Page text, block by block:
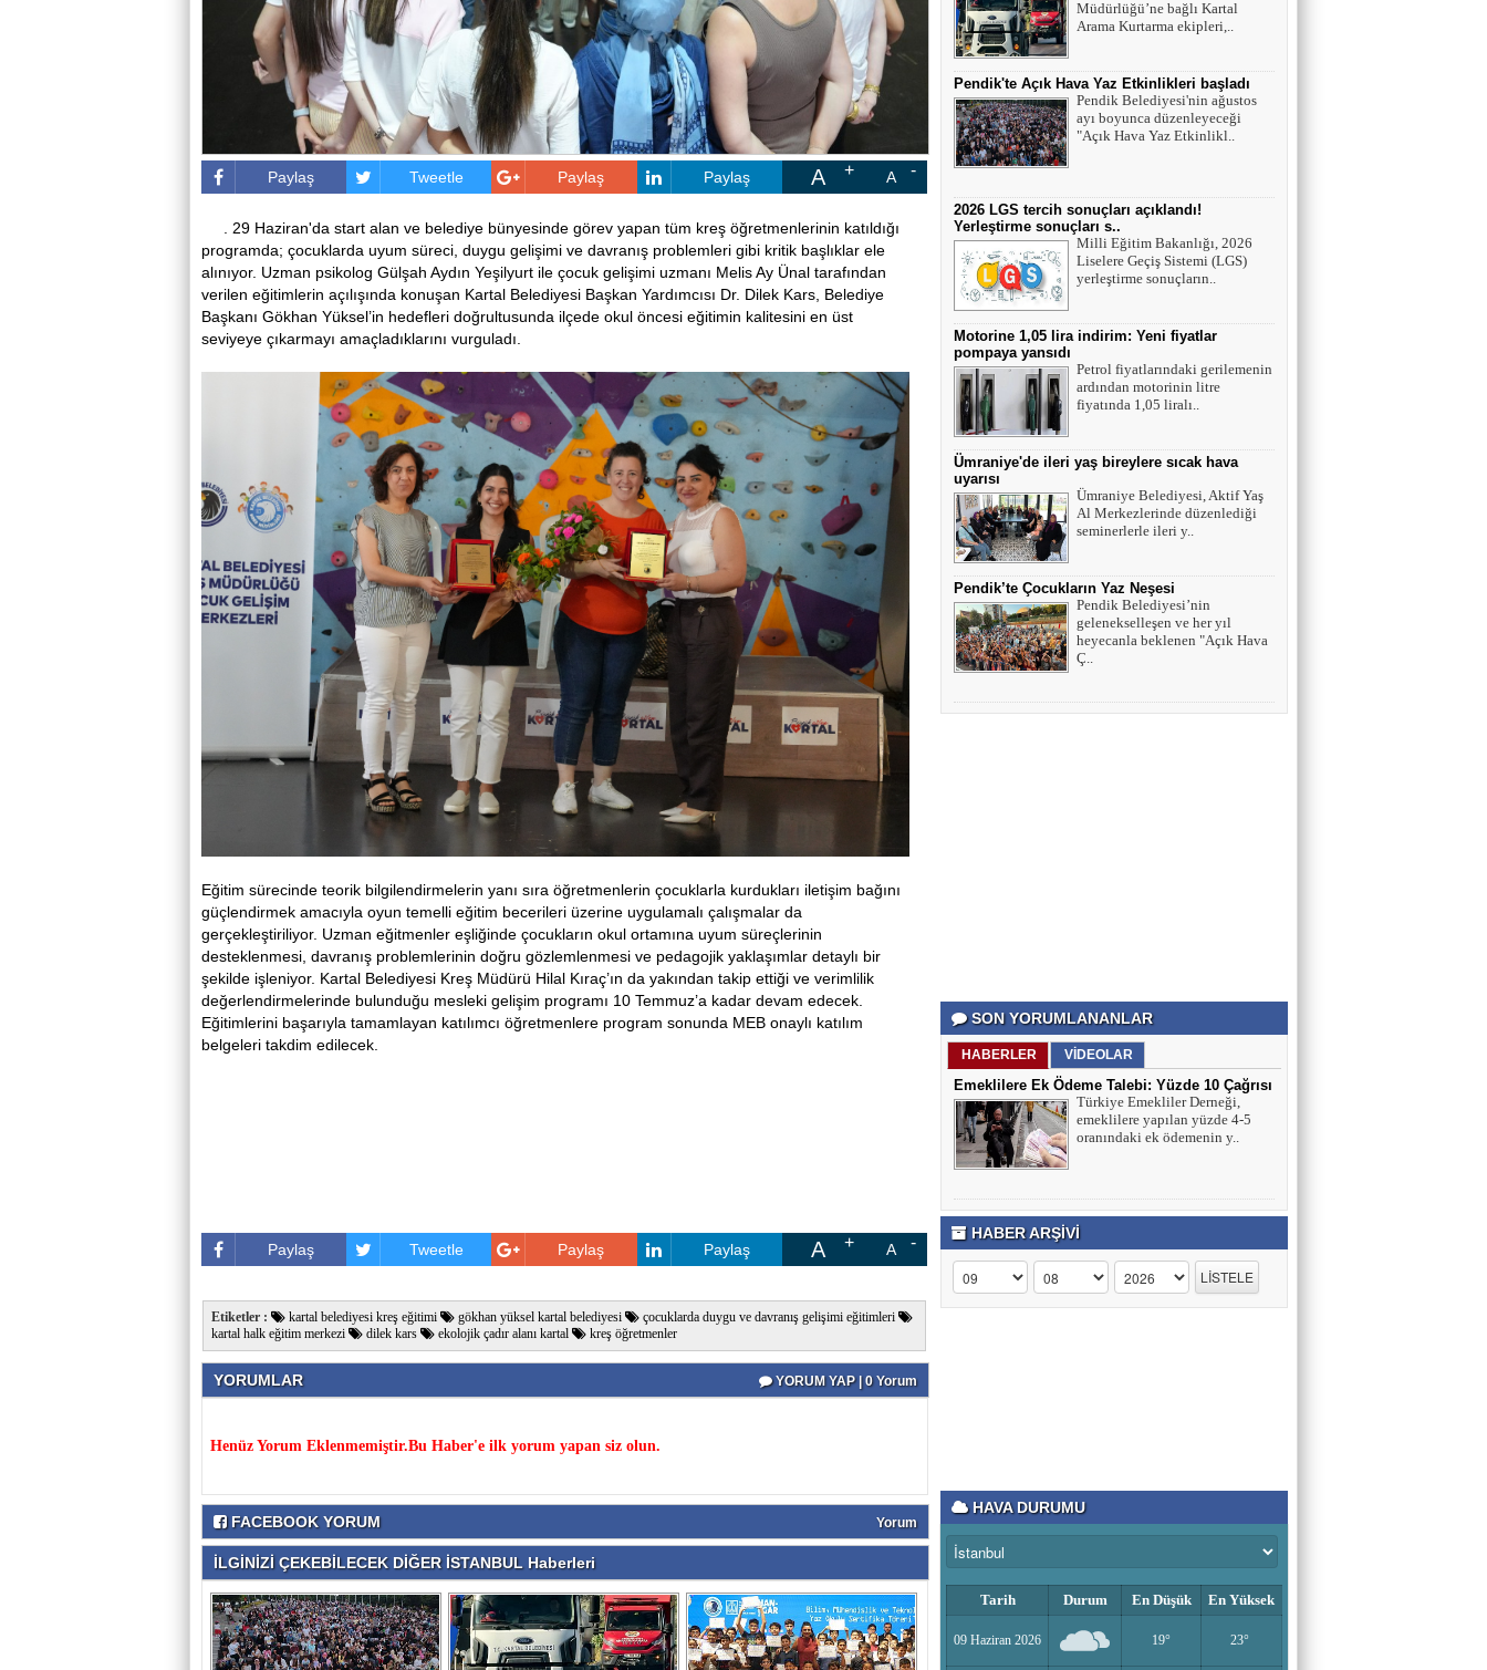
Paylaş Tweetle Paylaş Paylaş A A
. 29 Haziran'da start alan ve belediye bünyesinde görev yapan tüm kreş öğretmenlerinin katıldığı
programda; çocuklarda uyum süreci, duygu gelişimi ve davranış problemleri gibi kritik başlıklar ele
alınıyor. Uzman psikolog Gülşah Aydın Yeşilyurt ile çocuk gelişimi uzmanı Melis Ay Ünal tarafından
verilen eğitimlerin açılışında konuşan Kartal Belediyesi Başkan Yardımcısı Dr. Dilek Kars, Belediye
Başkanı Gökhan Yüksel’in hedefleri doğrultusunda ilçede okul öncesi eğitimin kalitesini en üst
seviyeye çıkarmayı amaçladıklarını vurguladı.
Eğitim sürecinde teorik bilgilendirmelerin yanı sıra öğretmenlerin çocuklarla kurdukları iletişim bağını
güçlendirmek amacıyla oyun temelli eğitim becerileri üzerine uygulamalı çalışmalar da
gerçekleştiriliyor. Uzman eğitmenler eşliğinde çocukların okul ortamına uyum süreçlerinin
desteklenmesi, davranış problemlerinin doğru gözlemlenmesi ve pedagojik yaklaşımlar detaylı bir
şekilde işleniyor. Kartal Belediyesi Kreş Müdürü Hilal Kıraç’ın da yakından takip ettiği ve verimlilik
değerlendirmelerinde bulunduğu mesleki gelişim programı 10 Temmuz’a kadar devam edecek.
Eğitimlerini başarıyla tamamlayan katılımcı öğretmenlere program sonunda MEB onaylı katılım
belgeleri takdim edilecek.
Paylaş Tweetle Paylaş Paylaş A A
Etiketler : kartal belediyesi kreş eğitimi gökhan yüksel kartal belediyesi
çocuklarda duygu ve davranış gelişimi eğitimleri
kartal halk eğitim merkezi
dilek kars ekolojik çadır alanı kartal kreş öğretmenler
YORUMLAR YORUM YAP | 0 Yorum
Henüz Yorum Eklenmemiştir.Bu Haber'e ilk yorum yapan siz olun.
FACEBOOK YORUM Yorum
İLGİNİZİ ÇEKEBİLECEK DİĞER İSTANBUL Haberleri
Mutant virüsler tam aşılanmış kişileri tehdit
eder mi?
Asiye UMUT
YAŞ ve BAŞ 54
Yavuz ŞİMŞEK
Tek cümle 281 kelime...
Müdürlüğü’ne bağlı Kartal
Arama Kurtarma ekipleri,..
Pendik'te Açık Hava Yaz Etkinlikleri başladı
Pendik Belediyesi'nin ağustos
ayı boyunca düzenleyeceği
"Açık Hava Yaz Etkinlikl..
2026 LGS tercih sonuçları açıklandı!
Yerleştirme sonuçları s..
Milli Eğitim Bakanlığı, 2026
Liselere Geçiş Sistemi (LGS)
yerleştirme sonuçların..
Motorine 1,05 lira indirim: Yeni fiyatlar
pompaya yansıdı
Petrol fiyatlarındaki gerilemenin
ardından motorinin litre
fiyatında 1,05 liralı..
Ümraniye'de ileri yaş bireylere sıcak hava
uyarısı
Ümraniye Belediyesi, Aktif Yaş
Al Merkezlerinde düzenlediği
seminerlerle ileri y..
Pendik’te Çocukların Yaz Neşesi
Pendik Belediyesi’nin
gelenekselleşen ve her yıl
heyecanla beklenen "Açık Hava
Ç..
porno
izle
antalya
escort
antalya
escort
antalya
escort
bursa
escort
bursa
alanya
escort
Genel
Hesap
Türkiye
şehir
rehberi
Takviye
karşılaştırmaları
SON YORUMLANANLAR
HABERLER VİDEOLAR
Emeklilere Ek Ödeme Talebi: Yüzde 10 Çağrısı
Türkiye Emekliler Derneği,
emeklilere yapılan yüzde 4-5
oranındaki ek ödemenin y..
HABER ARŞİVİ
HAVA DURUMU
Tarih Durum En Düşük En Yüksek
09 Haziran 2026 19° 23°